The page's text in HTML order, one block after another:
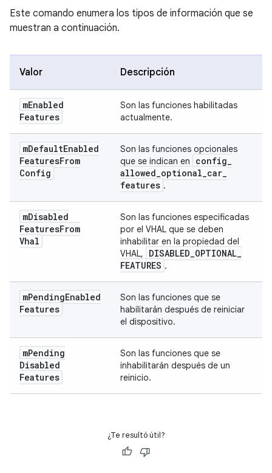
Este comando enumera los tipos de información que se
muestran a continuación.
Valor Descripción
mEnabled
Features
Son las funciones habilitadas
actualmente.
mDefaultEnabled
FeaturesFrom
Config
Son las funciones opcionales
que se indican en
config_
allowed_optional_car_
features .
mDisabled
FeaturesFrom
Vhal
Son las funciones especificadas
por el VHAL que se deben
inhabilitar en la propiedad del
VHAL,
DISABLED_OPTIONAL_
FEATURES .
mPendingEnabled
Features
Son las funciones que se
habilitarán después de reiniciar
el dispositivo.
mPending
Disabled
Features
Son las funciones que se
inhabilitarán después de un
reinicio.
¿Te resultó útil?